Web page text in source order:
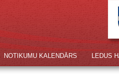
LEDUS
NOTIKUMU KALENDĀRS